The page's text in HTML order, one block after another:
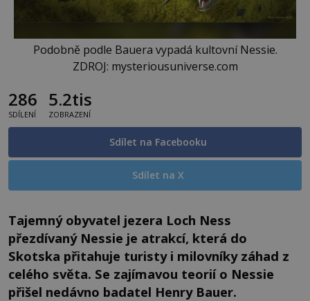
Podobně podle Bauera vypadá kultovní Nessie.
ZDROJ: mysteriousuniverse.com
286
SDÍLENÍ
5.2tis
ZOBRAZENÍ
Sdílet na Facebooku
Sdílet na X
Tajemný obyvatel jezera Loch Ness
přezdívaný Nessie je atrakcí, která do
Skotska přitahuje turisty i milovníky záhad z
celého světa. Se zajímavou teorií o Nessie
přišel nedávno badatel Henry Bauer.